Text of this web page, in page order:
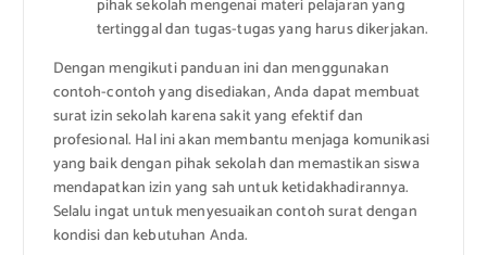
pihak sekolah mengenai materi pelajaran yang
tertinggal dan tugas-tugas yang harus dikerjakan.
Dengan mengikuti panduan ini dan menggunakan
contoh-contoh yang disediakan, Anda dapat membuat
surat izin sekolah karena sakit yang efektif dan
profesional. Hal ini akan membantu menjaga komunikasi
yang baik dengan pihak sekolah dan memastikan siswa
mendapatkan izin yang sah untuk ketidakhadirannya.
Selalu ingat untuk menyesuaikan contoh surat dengan
kondisi dan kebutuhan Anda.